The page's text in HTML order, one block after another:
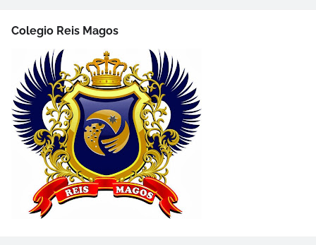
Colegio Reis Magos